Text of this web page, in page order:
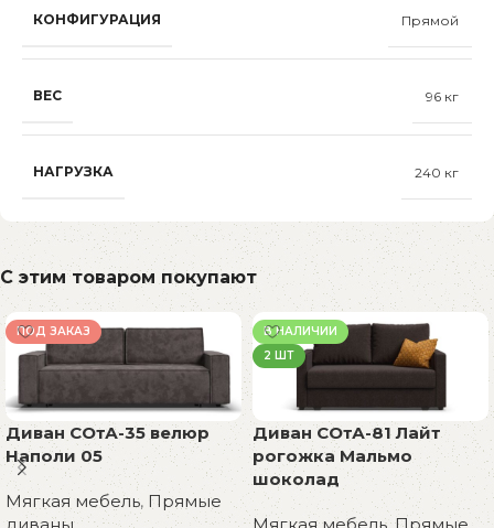
КОНФИГУРАЦИЯ Прямой
ВЕС 96 кг
НАГРУЗКА 240 кг
С этим товаром покупают
ПОД ЗАКАЗ
Диван СОтА-35 велюр
Наполи 05
Мягкая мебель, Прямые
В НАЛИЧИИ
2 ШТ
Диван СОтА-81 Лайт
рогожка Мальмо
шоколад